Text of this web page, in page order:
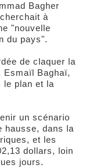
Bagher
à
"nouvelle
du pays".
de claquer la
Esmaïl Baghaï,
le plan et la
un scénario
hausse, dans la
et les
dollars, loin
jours.